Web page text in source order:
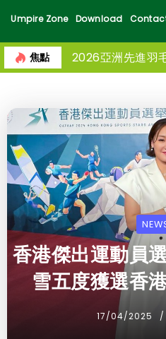
Umpire Zone Download
焦點
香港傑出運動員
雪五度獲選香
17/04/2025